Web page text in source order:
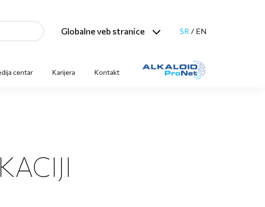
Globalne veb stranice SR / EN
centar Karijera Kontakt